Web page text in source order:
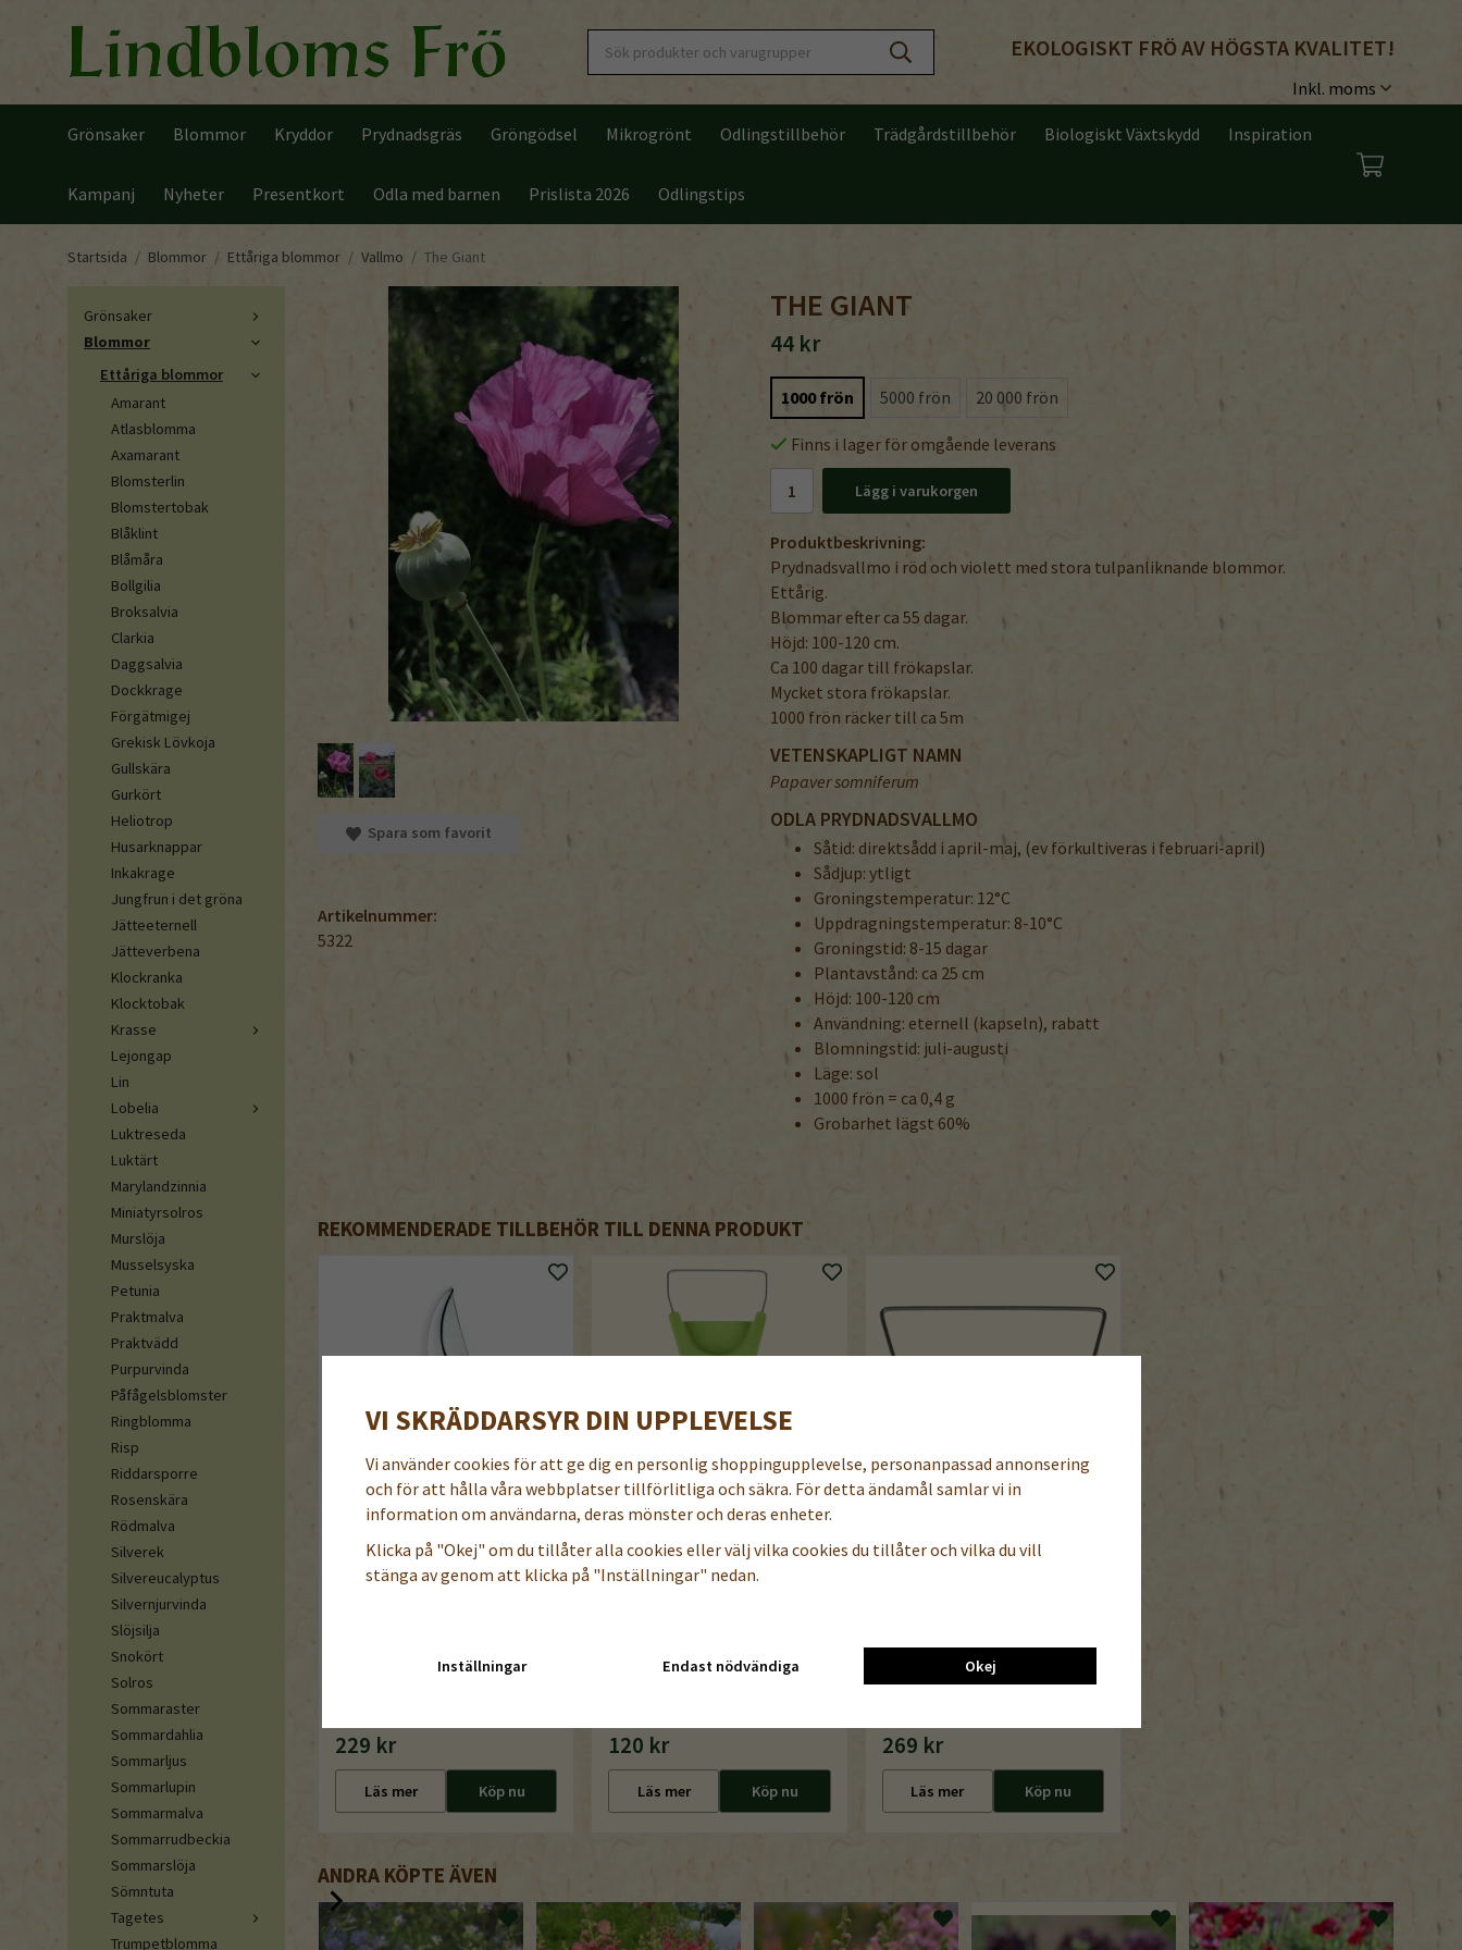
EKOLOGISKT FRÖ AV HÖGSTA KVALITET!
Grönsaker Blommor Kryddor Prydnadsgräs Gröngödsel Mikrogrönt Odlingstillbehör Trädgårdstillbehör Biologiskt Växtskydd Inspiration
Kampanj Nyheter Presentkort Odla med barnen Prislista 2026 Odlingstips
Startsida / Blommor / Ettåriga blommor / Vallmo / The Giant
Grönsaker
Blommor
Ettåriga blommor
Amarant
Atlasblomma
Axamarant
Blomsterlin
Blomstertobak
Blåklint
Blåmåra
Bollgilia
Broksalvia
Clarkia
Daggsalvia
Dockkrage
Förgätmigej
Grekisk Lövkoja
Gullskära
Gurkört
Heliotrop
Husarknappar
Inkakrage
Jungfrun i det gröna
Jätteeternell
Jätteverbena
Klockranka
Klocktobak
Krasse
Lejongap
Lin
Lobelia
Luktreseda
Luktärt
Marylandzinnia
Miniatyrsolros
Murslöja
Musselsyska
Petunia
Praktmalva
Praktvädd
Purpurvinda
Påfågelsblomster
Ringblomma
Risp
Riddarsporre
Rosenskära
Rödmalva
Silverek
Silvereucalyptus
Silvernjurvinda
Slöjsilja
Snokört
Solros
Sommaraster
Sommardahlia
Sommarljus
Sommarlupin
Sommarmalva
Sommarrudbeckia
Sommarslöja
Sömntuta
Tagetes
Trumpetblomma
THE GIANT
44 kr
1000 frön 5000 frön 20 000 frön
Finns i lager för omgående leverans
Lägg i varukorgen
Produktbeskrivning:
Prydnadsvallmo i röd och violett med stora tulpanliknande blommor.
Ettårig.
Blommar efter ca 55 dagar.
Höjd: 100-120 cm.
Ca 100 dagar till frökapslar.
Mycket stora frökapslar.
1000 frön räcker till ca 5m
VETENSKAPLIGT NAMN
Papaver somniferum
ODLA PRYDNADSVALLMO
Såtid: direktsådd i april-maj, (ev förkultiveras i februari-april)
Sådjup: ytligt
Groningstemperatur: 12°C
Uppdragningstemperatur: 8-10°C
Groningstid: 8-15 dagar
Plantavstånd: ca 25 cm
Höjd: 100-120 cm
Användning: eternell (kapseln), rabatt
Blomningstid: juli-augusti
Läge: sol
1000 frön = ca 0,4 g
Grobarhet lägst 60%
Spara som favorit
Artikelnummer:
5322
REKOMMENDERADE TILLBEHÖR TILL DENNA PRODUKT
229 kr
Läs mer Köp nu
120 kr
Läs mer Köp nu
Trapetsformat trådredskap 12
269 kr
Läs mer Köp nu
ANDRA KÖPTE ÄVEN
VI SKRÄDDARSYR DIN UPPLEVELSE
Vi använder cookies för att ge dig en personlig shoppingupplevelse, personanpassad annonsering
och för att hålla våra webbplatser tillförlitliga och säkra. För detta ändamål samlar vi in
information om användarna, deras mönster och deras enheter.
Klicka på "Okej" om du tillåter alla cookies eller välj vilka cookies du tillåter och vilka du vill
stänga av genom att klicka på "Inställningar" nedan.
Inställningar Endast nödvändiga Okej